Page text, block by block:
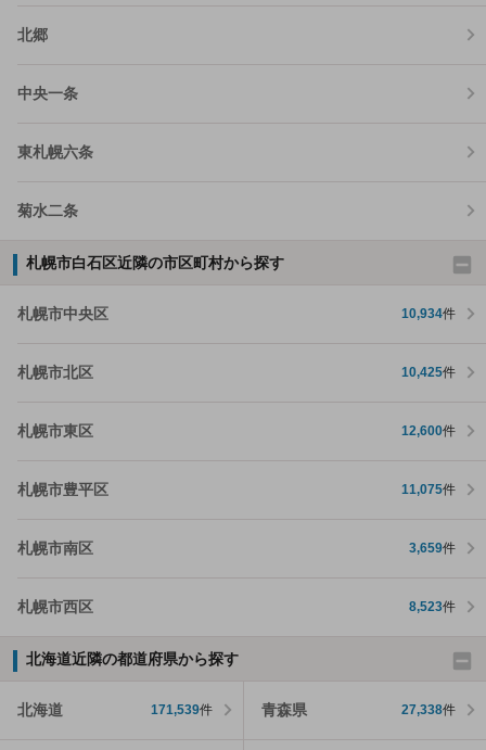
北郷
中央一条
東札幌六条
菊水二条
札幌市白石区近隣の市区町村から探す
札幌市中央区 10,934件
札幌市北区 10,425件
札幌市東区 12,600件
札幌市豊平区 11,075件
札幌市南区 3,659件
札幌市西区 8,523件
北海道近隣の都道府県から探す
北海道 171,539件 青森県 27,338件